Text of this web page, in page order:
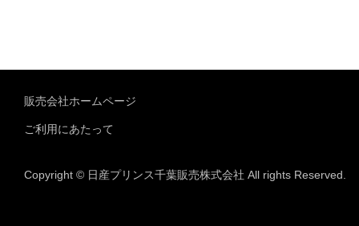
販売会社ホームページ
ご利用にあたって
Copyright © 日産プリンス千葉販売株式会社 All rights Reserved.